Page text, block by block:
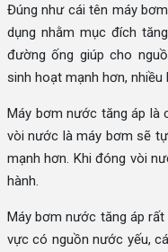
Đúng như cái tên máy
dụng nhằm mục đích
đường ống giúp cho
sinh hoạt mạnh hơn, nhiều
Máy bơm nước tăng áp là
vòi nước là máy bơm sẽ
mạnh hơn. Khi đóng vòi
hành.
Máy bơm nước tăng áp
vực có nguồn nước yếu,